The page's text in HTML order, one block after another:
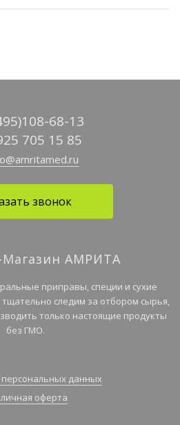
68-13
705 15 85
звонок
Магазин АМРИТА
приправы, специи и сухие
следим за отбором сырья,
только настоящие продукты
без ГМО.
данных
оферта